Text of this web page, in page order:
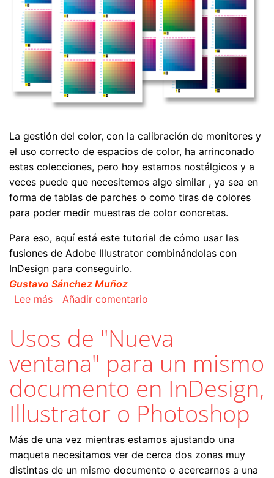
La gestión del color, con la calibración de monitores y
el uso correcto de espacios de color, ha arrinconado
estas colecciones, pero hoy estamos nostálgicos y a
veces puede que necesitemos algo similar , ya sea en
forma de tablas de parches o como tiras de colores
para poder medir muestras de color concretas.
Para eso, aquí está este tutorial de cómo usar las
fusiones de Adobe Illustrator combinándolas con
InDesign para conseguirlo.
Gustavo Sánchez Muñoz
Lee mássobre Cómo hacer un libro o página de
Añadir comentario
Usos de "Nueva
ventana" para un mismo
documento en InDesign,
Illustrator o Photoshop
Más de una vez mientras estamos ajustando una
maqueta necesitamos ver de cerca dos zonas muy
distintas de un mismo documento o acercarnos a una